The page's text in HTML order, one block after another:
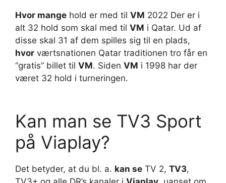
Hvor mange hold er med til VM 2022 Der er i
alt 32 hold som skal med til VM i Qatar. Ud af
disse skal 31 af dem spilles sig til en plads,
hvor værtsnationen Qatar traditionen tro får en
“gratis” billet til VM. Siden VM i 1998 har der
været 32 hold i turneringen.
Kan man se TV3 Sport
på Viaplay?
Det betyder, at du bl. a. kan se TV 2, TV3,